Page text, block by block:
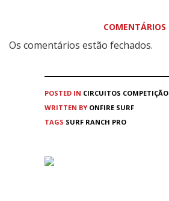
COMENTÁRIOS
Os comentários estão fechados.
POSTED IN CIRCUITOS COMPETIÇÃO
WRITTEN BY ONFIRE SURF
TAGS SURF RANCH PRO